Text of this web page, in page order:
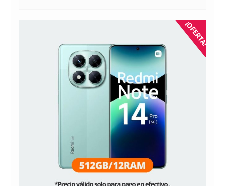
$ 1,499,900.
$ 999,900.¡OFERTA!